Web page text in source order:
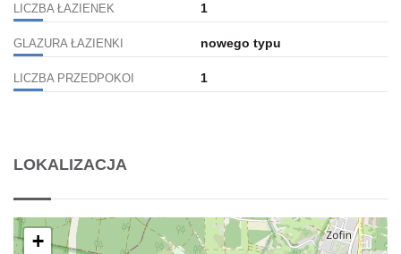
LICZBA ŁAZIENEK 1
GLAZURA ŁAZIENKI nowego typu
LICZBA PRZEDPOKOI 1
LOKALIZACJA
+